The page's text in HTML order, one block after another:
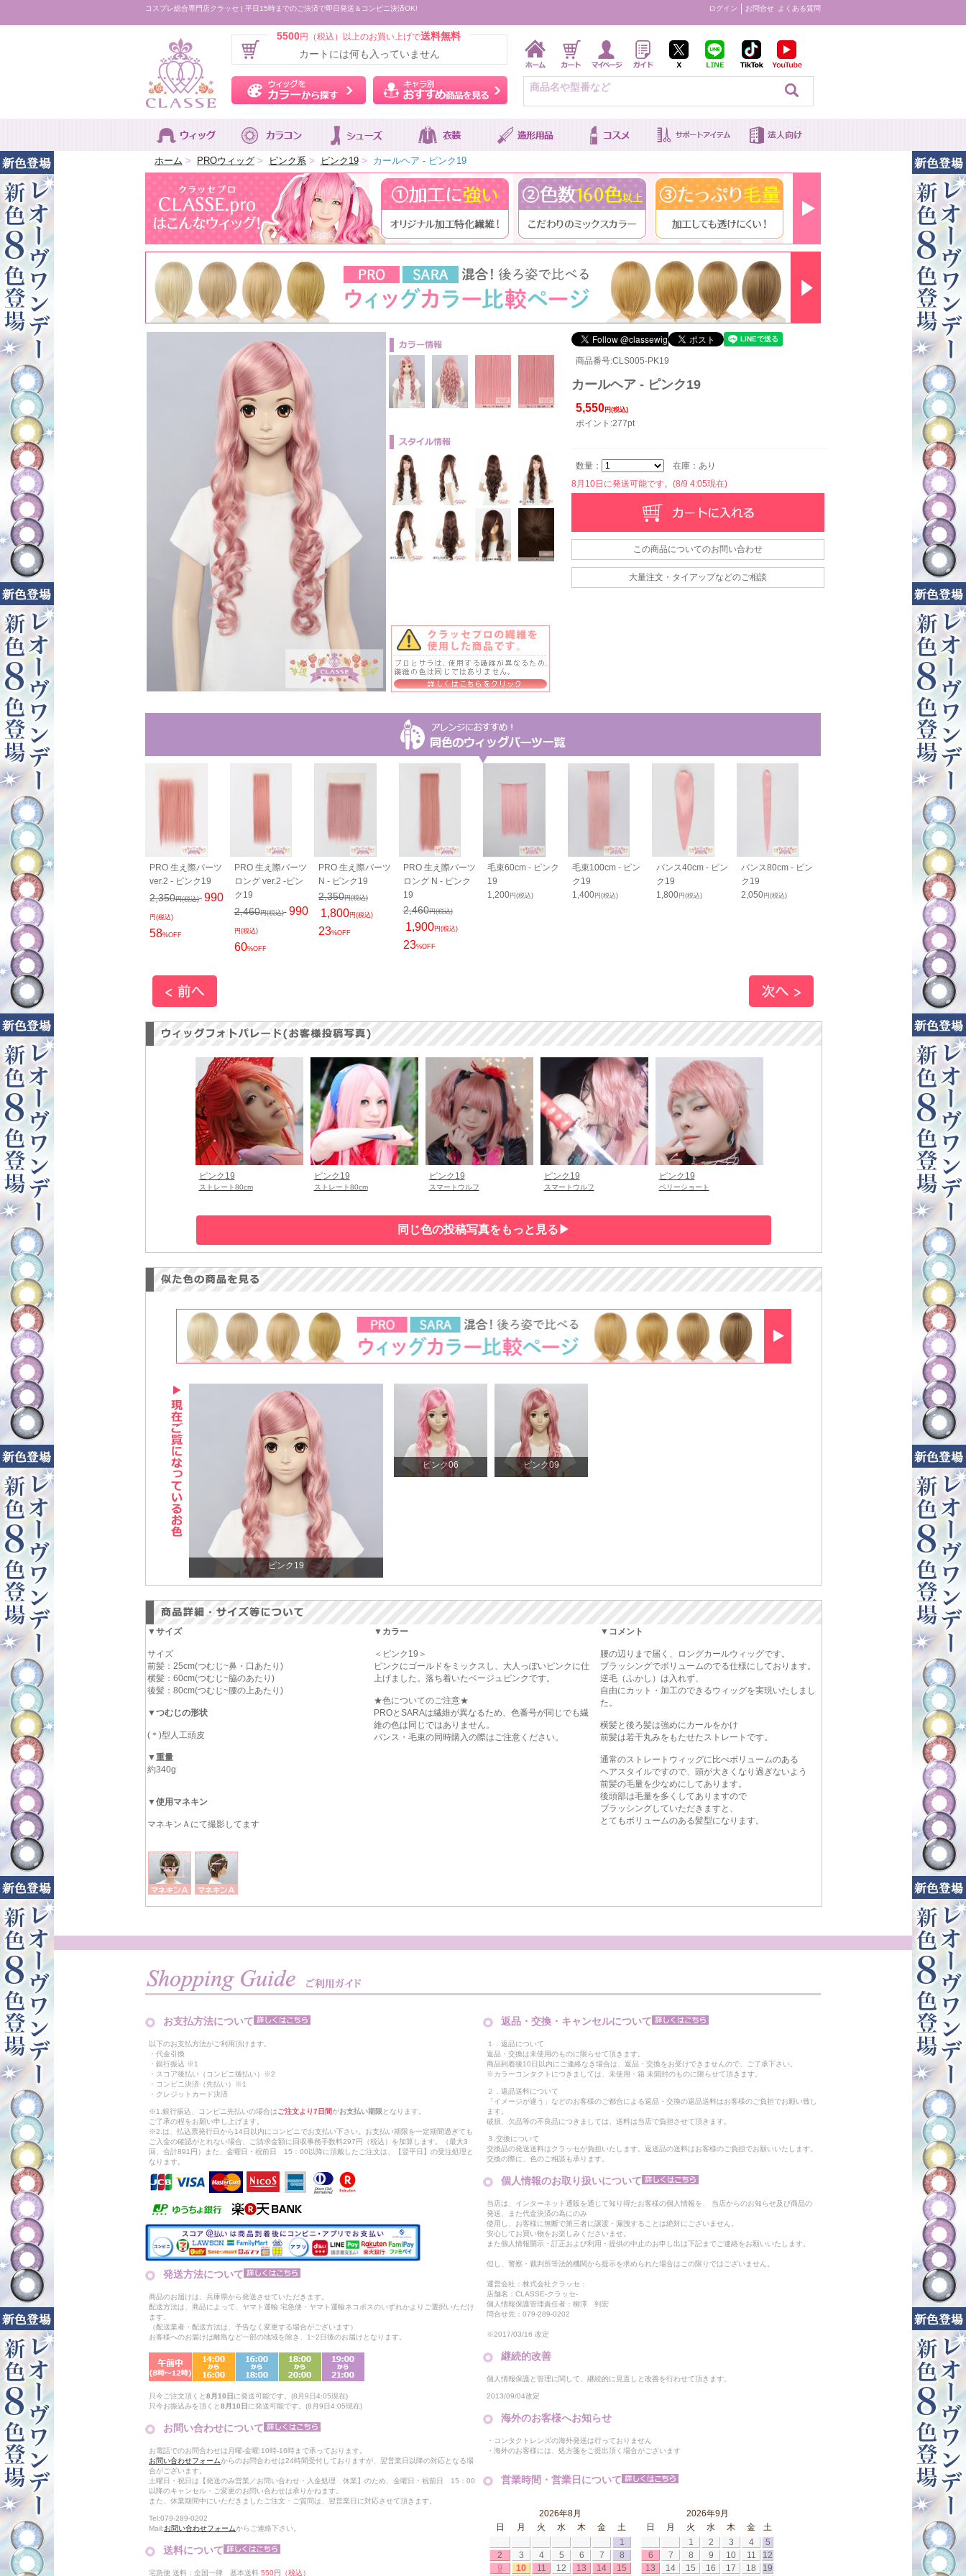
コスプレ総合専門店クラッセ | 平日15時までのご決済で即日発送＆コンビニ決済OK! ログイン お問合せ よくある質問
5500円（税込）以上のお買い上げで送料無料
カートには何も入っていません
ウィッグをカラーから探す キャラ別おすすめ商品を見る
ホーム > PROウィッグ > ピンク系 > ピンク19 > カールヘア - ピンク19
商品番号:CLS005-PK19
カールヘア - ピンク19
5,550 円(税込)
ポイント:277pt
数量：
在庫：あり
8月10日に発送可能です。(8/9 4:05現在)
この商品についてのお問い合わせ
大量注文・タイアップなどのご相談
80cm - ピン
円(税込)
PRO 生え際パーツ
ver.2 - ピンク19
2,350円(税込) 990
円(税込)
58%OFF
PRO 生え際パーツ
ロング ver.2 -ピン
ク19
2,460円(税込) 990
円(税込)
60%OFF
PRO 生え際パーツ
N - ピンク19
2,350円(税込)
1,800円(税込)
23%OFF
PRO 生え際パーツ
ロング N - ピンク
19
2,460円(税込)
1,900円(税込)
23%OFF
毛束60cm - ピンク
19
1,200円(税込)
毛束100cm - ピン
ク19
1,400円(税込)
バンス40cm - ピン
ク19
1,800円(税込)
バンス80cm - ピン
ク19
2,050円(税込)
PRO 生え際
ver.2 - ピンク
2,350円(税込)
円(税込)
%OFF
ピンク19
ストレート80cm
ピンク19
ストレート80cm
ピンク19
スマートウルフ
ピンク19
スマートウルフ
ピンク19
ベリーショート
ピンク19
ピンク06 ピンク09
▼サイズ
サイズ
前髪：25cm(つむじ~鼻・口あたり)
横髪：60cm(つむじ~脇のあたり)
後髪：80cm(つむじ~腰の上あたり)
▼つむじの形状
(＊)型人工頭皮
▼重量
約340g
▼使用マネキン
マネキンＡにて撮影してます
▼カラー
＜ピンク19＞
ピンクにゴールドをミックスし、大人っぽいピンクに仕
上げました。落ち着いたベージュピンクです。
★色についてのご注意★
PROとSARAは繊維が異なるため、色番号が同じでも繊
維の色は同じではありません。
バンス・毛束の同時購入の際はご注意ください。
▼コメント
腰の辺りまで届く、ロングカールウィッグです。
ブラッシングでボリュームのでる仕様にしております。
逆毛（ふかし）は入れず、
自由にカット・加工のできるウィッグを実現いたしまし
た。
横髪と後ろ髪は強めにカールをかけ
前髪は若干丸みをもたせたストレートです。
通常のストレートウィッグに比べボリュームのある
ヘアスタイルですので、頭が大きくなり過ぎないよう
前髪の毛量を少なめにしてあります。
後頭部は毛量を多くしてありますので
ブラッシングしていただきますと、
とてもボリュームのある髪型になります。
お支払方法について
以下のお支払方法がご利用頂けます。
・代金引換
・銀行振込 ※1
・スコア後払い（コンビニ後払い）※2
・コンビニ決済（先払い）※1
・クレジットカード決済
※1.銀行振込、コンビニ先払いの場合はご注文より7日間がお支払い期限 となります。
ご了承の程をお願い申し上げます。
※2.は、払込票発行日から14日以内にコンビニでお支払い下さい。お支払い期限を一定期間過ぎても
ご入金の確認がとれない場合、ご請求金額に回収事務手数料297円（税込）を加算します。（最大3
回、合計891円）また、金曜日・祝前日 15：00以降に頂戴したご注文は、【翌平日】の受注処理と
なります。
発送方法について
商品のお届けは、兵庫県から発送させていただきます。
配送方法は、商品によって、ヤマト運輸 宅急便・ヤマト運輸ネコポスのいずれかよりご選択いただけ
ます。
（配送業者・配送方法は、予告なく変更する場合がございます）
お客様へのお届けは離島など一部の地域を除き、1~2日後のお届けとなります。
只今ご注文頂くと8月10日 に発送可能です。(8月9日4:05現在)
只今お振込みを頂くと8月10日 に発送可能です。(8月9日4:05現在)
お問い合わせについて
お電話でのお問合わせは月曜-金曜:10時-16時まで承っております。
お問い合わせフォームからのお問合わせは24時間受付しておりますが、翌営業日以降の対応となる場
合がございます。
土曜日・祝日は【発送のみ営業／お問い合わせ・入金処理 休業】のため、金曜日・祝前日 15：00
以降のキャンセル・ご変更のお問い合わせは承りかねます。
また、休業期間中にいただきましたご注文・ご質問は、翌営業日に対応させて頂きます。
Tel:079-289-0202
Mail:お問い合わせフォームからご連絡下さい。
送料について
宅急便 送料：全国一律 基本送料 550円（税込）
返品・交換・キャンセルについて
１．返品について
返品・交換は未使用のものに限らせて頂きます。
商品到着後10日以内にご連絡なき場合は、返品・交換をお受けできませんので、ご了承下さい。
※カラーコンタクトにつきましては、未使用・箱 未開封のものに限らせて頂きます。
２．返品送料について
「イメージが違う」などのお客様のご都合による返品・交換の返品送料はお客様のご負担でお願い致し
ます。
破損、欠品等の不良品につきましては、送料は当店で負担させて頂きます。
３.交換について
交換品の発送送料はクラッセが負担いたします。返送品の送料はお客様のご負担でお願いいたします。
交換の際に、色のご相談も承ります。
個人情報のお取り扱いについて
当店は、インターネット通販を通じて知り得たお客様の個人情報を、 当店からのお知らせ及び商品の
発送、また代金決済の為にのみ
使用し、お客様に無断で第三者に譲渡・漏洩することは絶対にございません。
安心してお買い物をお楽しみくださいませ。
また個人情報開示・訂正および利用・提供の中止のお申し出は下記までご連絡をお願いいたします。
但し、警察・裁判所等法的機関から提示を求められた場合はこの限りではございません。
運営会社：株式会社クラッセ：
店舗名：CLASSE-クラッセ-
個人情報保護管理責任者：柳澤 到宏
問合せ先：079-289-0202
※2017/03/16 改定
継続的改善
個人情報保護と管理に関して、継続的に見直しと改善を行わせて頂きます。
2013/09/04改定
海外のお客様へお知らせ
・コンタクトレンズの海外発送は行っておりません
・海外のお客様には、処方箋をご提出頂く場合がございます
営業時間・営業日について
2026年8月
日
月 火 水 木 金
土
1
2
3 4 5 6 7
8
9
10 11 12 13 14
15
2026年9月
日
月 火 水 木 金
土
1
2 3 4
5
6
7 8 9 10 11
12
13
14 15 16 17 18
19